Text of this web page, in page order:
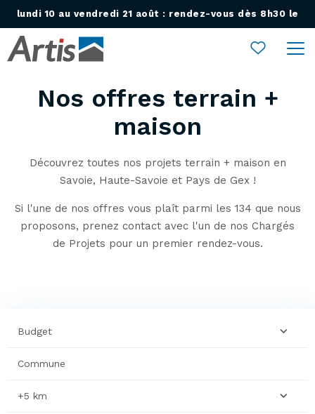
lundi 10 au vendredi 21 août : rendez-vous dès 8h30 le
Ouvrir le menu
Nos offres terrain +
maison
Découvrez toutes nos projets terrain + maison en
Savoie, Haute-Savoie et Pays de Gex !
Si l'une de nos offres vous plaît parmi les 134 que nous
proposons, prenez contact avec l'un de nos Chargés
de Projets pour un premier rendez-vous.
Budget
+5 km